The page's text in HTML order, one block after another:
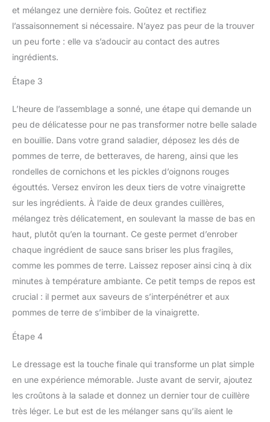
et mélangez une dernière fois. Goûtez et rectifiez
l’assaisonnement si nécessaire. N’ayez pas peur de la trouver
un peu forte : elle va s’adoucir au contact des autres
ingrédients.
Étape 3
L’heure de l’assemblage a sonné, une étape qui demande un
peu de délicatesse pour ne pas transformer notre belle salade
en bouillie. Dans votre grand saladier, déposez les dés de
pommes de terre, de betteraves, de hareng, ainsi que les
rondelles de cornichons et les pickles d’oignons rouges
égouttés. Versez environ les deux tiers de votre vinaigrette
sur les ingrédients. À l’aide de deux grandes cuillères,
mélangez très délicatement, en soulevant la masse de bas en
haut, plutôt qu’en la tournant. Ce geste permet d’enrober
chaque ingrédient de sauce sans briser les plus fragiles,
comme les pommes de terre. Laissez reposer ainsi cinq à dix
minutes à température ambiante. Ce petit temps de repos est
crucial : il permet aux saveurs de s’interpénétrer et aux
pommes de terre de s’imbiber de la vinaigrette.
Étape 4
Le dressage est la touche finale qui transforme un plat simple
en une expérience mémorable. Juste avant de servir, ajoutez
les croûtons à la salade et donnez un dernier tour de cuillère
très léger. Le but est de les mélanger sans qu’ils aient le